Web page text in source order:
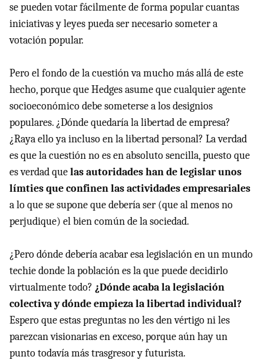
se pueden votar fácilmente de forma popular cuantas
iniciativas y leyes pueda ser necesario someter a
votación popular.
Pero el fondo de la cuestión va mucho más allá de este
hecho, porque que Hedges asume que cualquier agente
socioeconómico debe someterse a los designios
populares. ¿Dónde quedaría la libertad de empresa?
¿Raya ello ya incluso en la libertad personal? La verdad
es que la cuestión no es en absoluto sencilla, puesto que
es verdad quelas autoridades han de legislar unos
límties que confinen las actividades empresariales
a lo que se supone que debería ser (que al menos no
perjudique) el bien común de la sociedad.
¿Pero dónde debería acabar esa legislación en un mundo
techie donde la población es la que puede decidirlo
virtualmente todo? ¿Dónde acaba la legislación
colectiva y dónde empieza la libertad individual?
Espero que estas preguntas no les den vértigo ni les
parezcan visionarias en exceso, porque aún hay un
punto todavía más trasgresor y futurista.